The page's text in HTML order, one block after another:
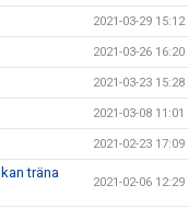
2021-03-29 15:12
2021-03-26 16:20
2021-03-23 15:28
2021-03-08 11:01
2021-02-23 17:09
träna
2021-02-06 12:29